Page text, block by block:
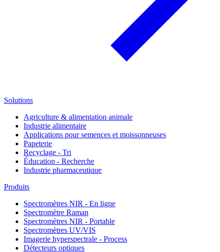
Solutions
Agriculture & alimentation animale
Industrie alimentaire
Applications pour semences et moissonneuses
Papeterie
Recyclage - Tri
Éducation - Recherche
Industrie pharmaceutique
Produits
Spectromètres NIR - En ligne
Spectromètre Raman
Spectromètres NIR - Portable
Spectromètres UV/VIS
Imagerie hyperspectrale - Process
Détecteurs optiques